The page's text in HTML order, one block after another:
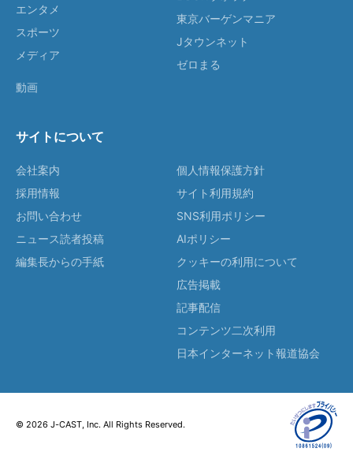
エンタメ
スポーツ
メディア
動画
東京バーゲンマニア
Jタウンネット
ゼロまる
サイトについて
会社案内
採用情報
お問い合わせ
ニュース読者投稿
編集長からの手紙
個人情報保護方針
サイト利用規約
SNS利用ポリシー
AIポリシー
クッキーの利用について
広告掲載
記事配信
コンテンツ二次利用
日本インターネット報道協会
© 2026 J-CAST, Inc. All Rights Reserved.